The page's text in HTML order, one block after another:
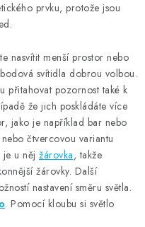
prvku, protože jsou
nasvítit menší prostor nebo
svítidla dobrou volbou.
přitahovat pozornost také k
že jich poskládáte více
jako je například bar nebo
čtvercovou variantu
u něj žárovka, takže
žárovky. Další
nastavení směru světla.
. Pomocí kloubu si světlo